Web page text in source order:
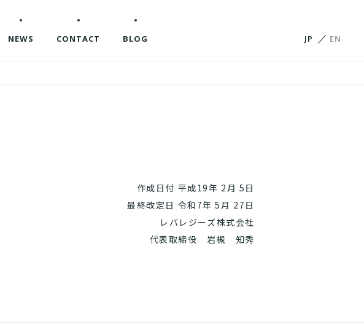
NEWS CONTACT BLOG JP EN
作成日付 平成19年 2月 5日
最終改定日 令和7年 5月 27日
レバレジーズ株式会社
代表取締役 岩槻 知秀